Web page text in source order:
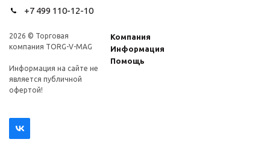
+7 499 110-12-10
2026 © Торговая
компания TORG-V-MAG
Информация на сайте не
является публичной
офертой!
Компания
Информация
Помощь